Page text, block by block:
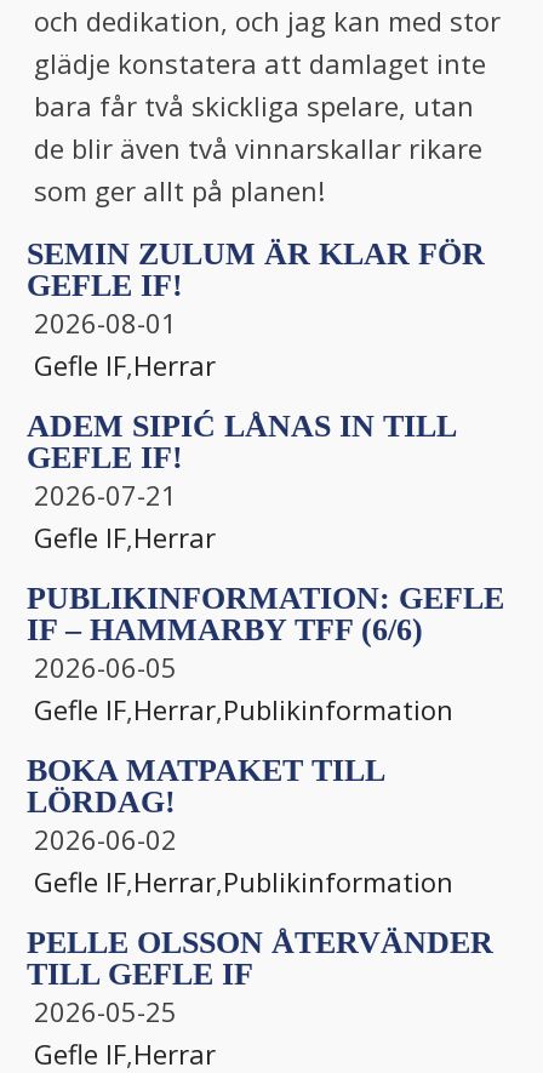
och dedikation, och jag kan med stor
glädje konstatera att damlaget inte
bara får två skickliga spelare, utan
de blir även två vinnarskallar rikare
som ger allt på planen!
SEMIN ZULUM ÄR KLAR FÖR
GEFLE IF!
2026-08-01
Gefle IF,Herrar
ADEM SIPIĆ LÅNAS IN TILL
GEFLE IF!
2026-07-21
Gefle IF,Herrar
PUBLIKINFORMATION: GEFLE
IF – HAMMARBY TFF (6/6)
2026-06-05
Gefle IF,Herrar,Publikinformation
BOKA MATPAKET TILL
LÖRDAG!
2026-06-02
Gefle IF,Herrar,Publikinformation
PELLE OLSSON ÅTERVÄNDER
TILL GEFLE IF
2026-05-25
Gefle IF,Herrar